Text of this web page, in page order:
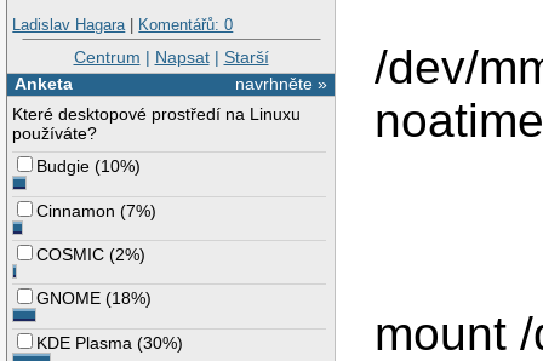
Ladislav Hagara| Komentářů: 0
Centrum | Napsat| Starší
navrhněte »
Anketa
Které desktopové prostředí na Linuxu
používáte?
Budgie (10%)
Cinnamon (7%)
COSMIC (2%)
GNOME (18%)
KDE Plasma (30%)
/dev/
mount